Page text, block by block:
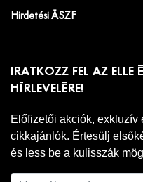
Hirdetési ÁSZF
IRATKOZZ FEL AZ ELLE
HÍRLEVELÉRE!
Előfizetői akciók, exkluzív
cikkajánlók. Értesülj
és less be a kulisszák